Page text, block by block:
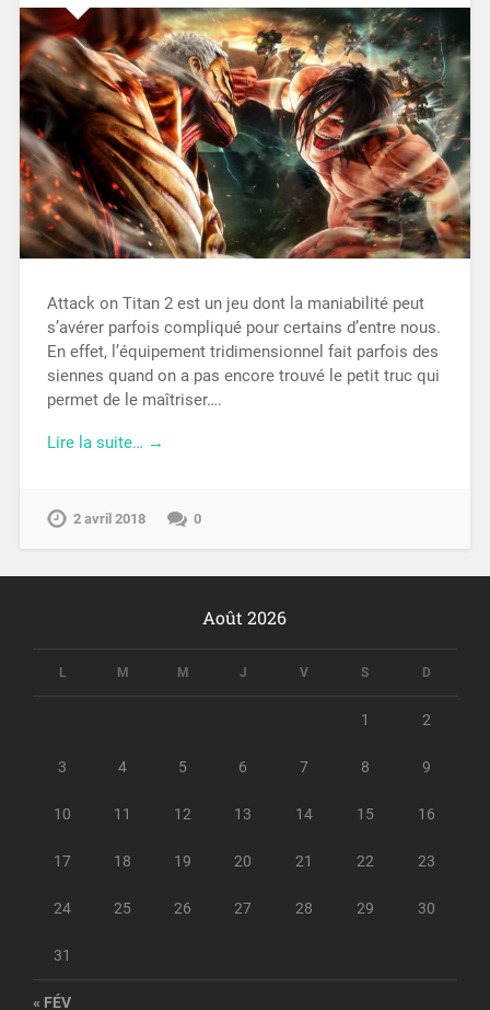
Attack on Titan 2 est un jeu dont la maniabilité peut
s’avérer parfois compliqué pour certains d’entre nous.
En effet, l’équipement tridimensionnel fait parfois des
siennes quand on a pas encore trouvé le petit truc qui
permet de le maîtriser….
Lire la suite… →
2 avril 2018 0
Août 2026
L M M J V S D
1 2
3 4 5 6 7 8 9
10 11 12 13 14 15 16
17 18 19 20 21 22 23
24 25 26 27 28 29 30
31
« FÉV